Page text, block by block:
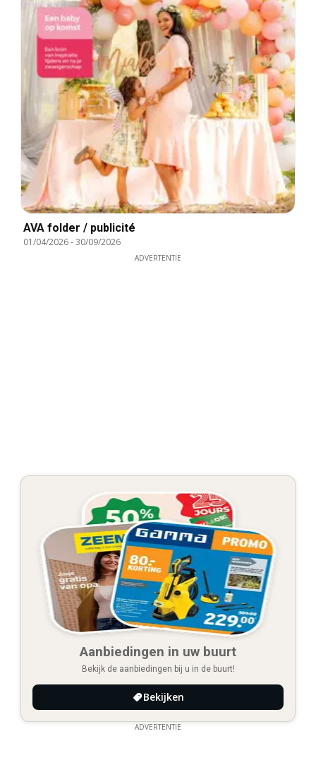
AVA folder / publicité
01/04/2026-30/09/2026
ADVERTENTIE
Aanbiedingen in uw buurt
Bekijk de aanbiedingen bij u in de buurt!
Bekijken
ADVERTENTIE